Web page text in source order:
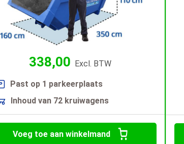
338,00 Excl. BTW
Past op 1 parkeerplaats
Inhoud van 72 kruiwagens
Voeg toe aan winkelmand